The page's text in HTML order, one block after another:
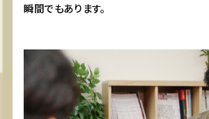
瞬間でもあります。